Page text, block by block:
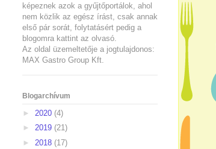
képeznek azok a gyűjtőportálok, ahol
nem közlik az egész írást, csak annak
első pár sorát, folytatásért pedig a
blogomra kattint az olvasó.
Az oldal üzemeltetője a jogtulajdonos:
MAX Gastro Group Kft.
Blogarchívum
► 2020 (4)
► 2019 (21)
► 2018 (17)